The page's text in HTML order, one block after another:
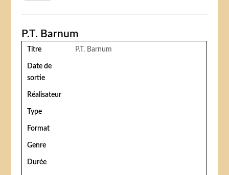
P.T. Barnum
Titre P.T. Barnum
Date de
sortie
Réalisateur
Type
Format
Genre
Durée